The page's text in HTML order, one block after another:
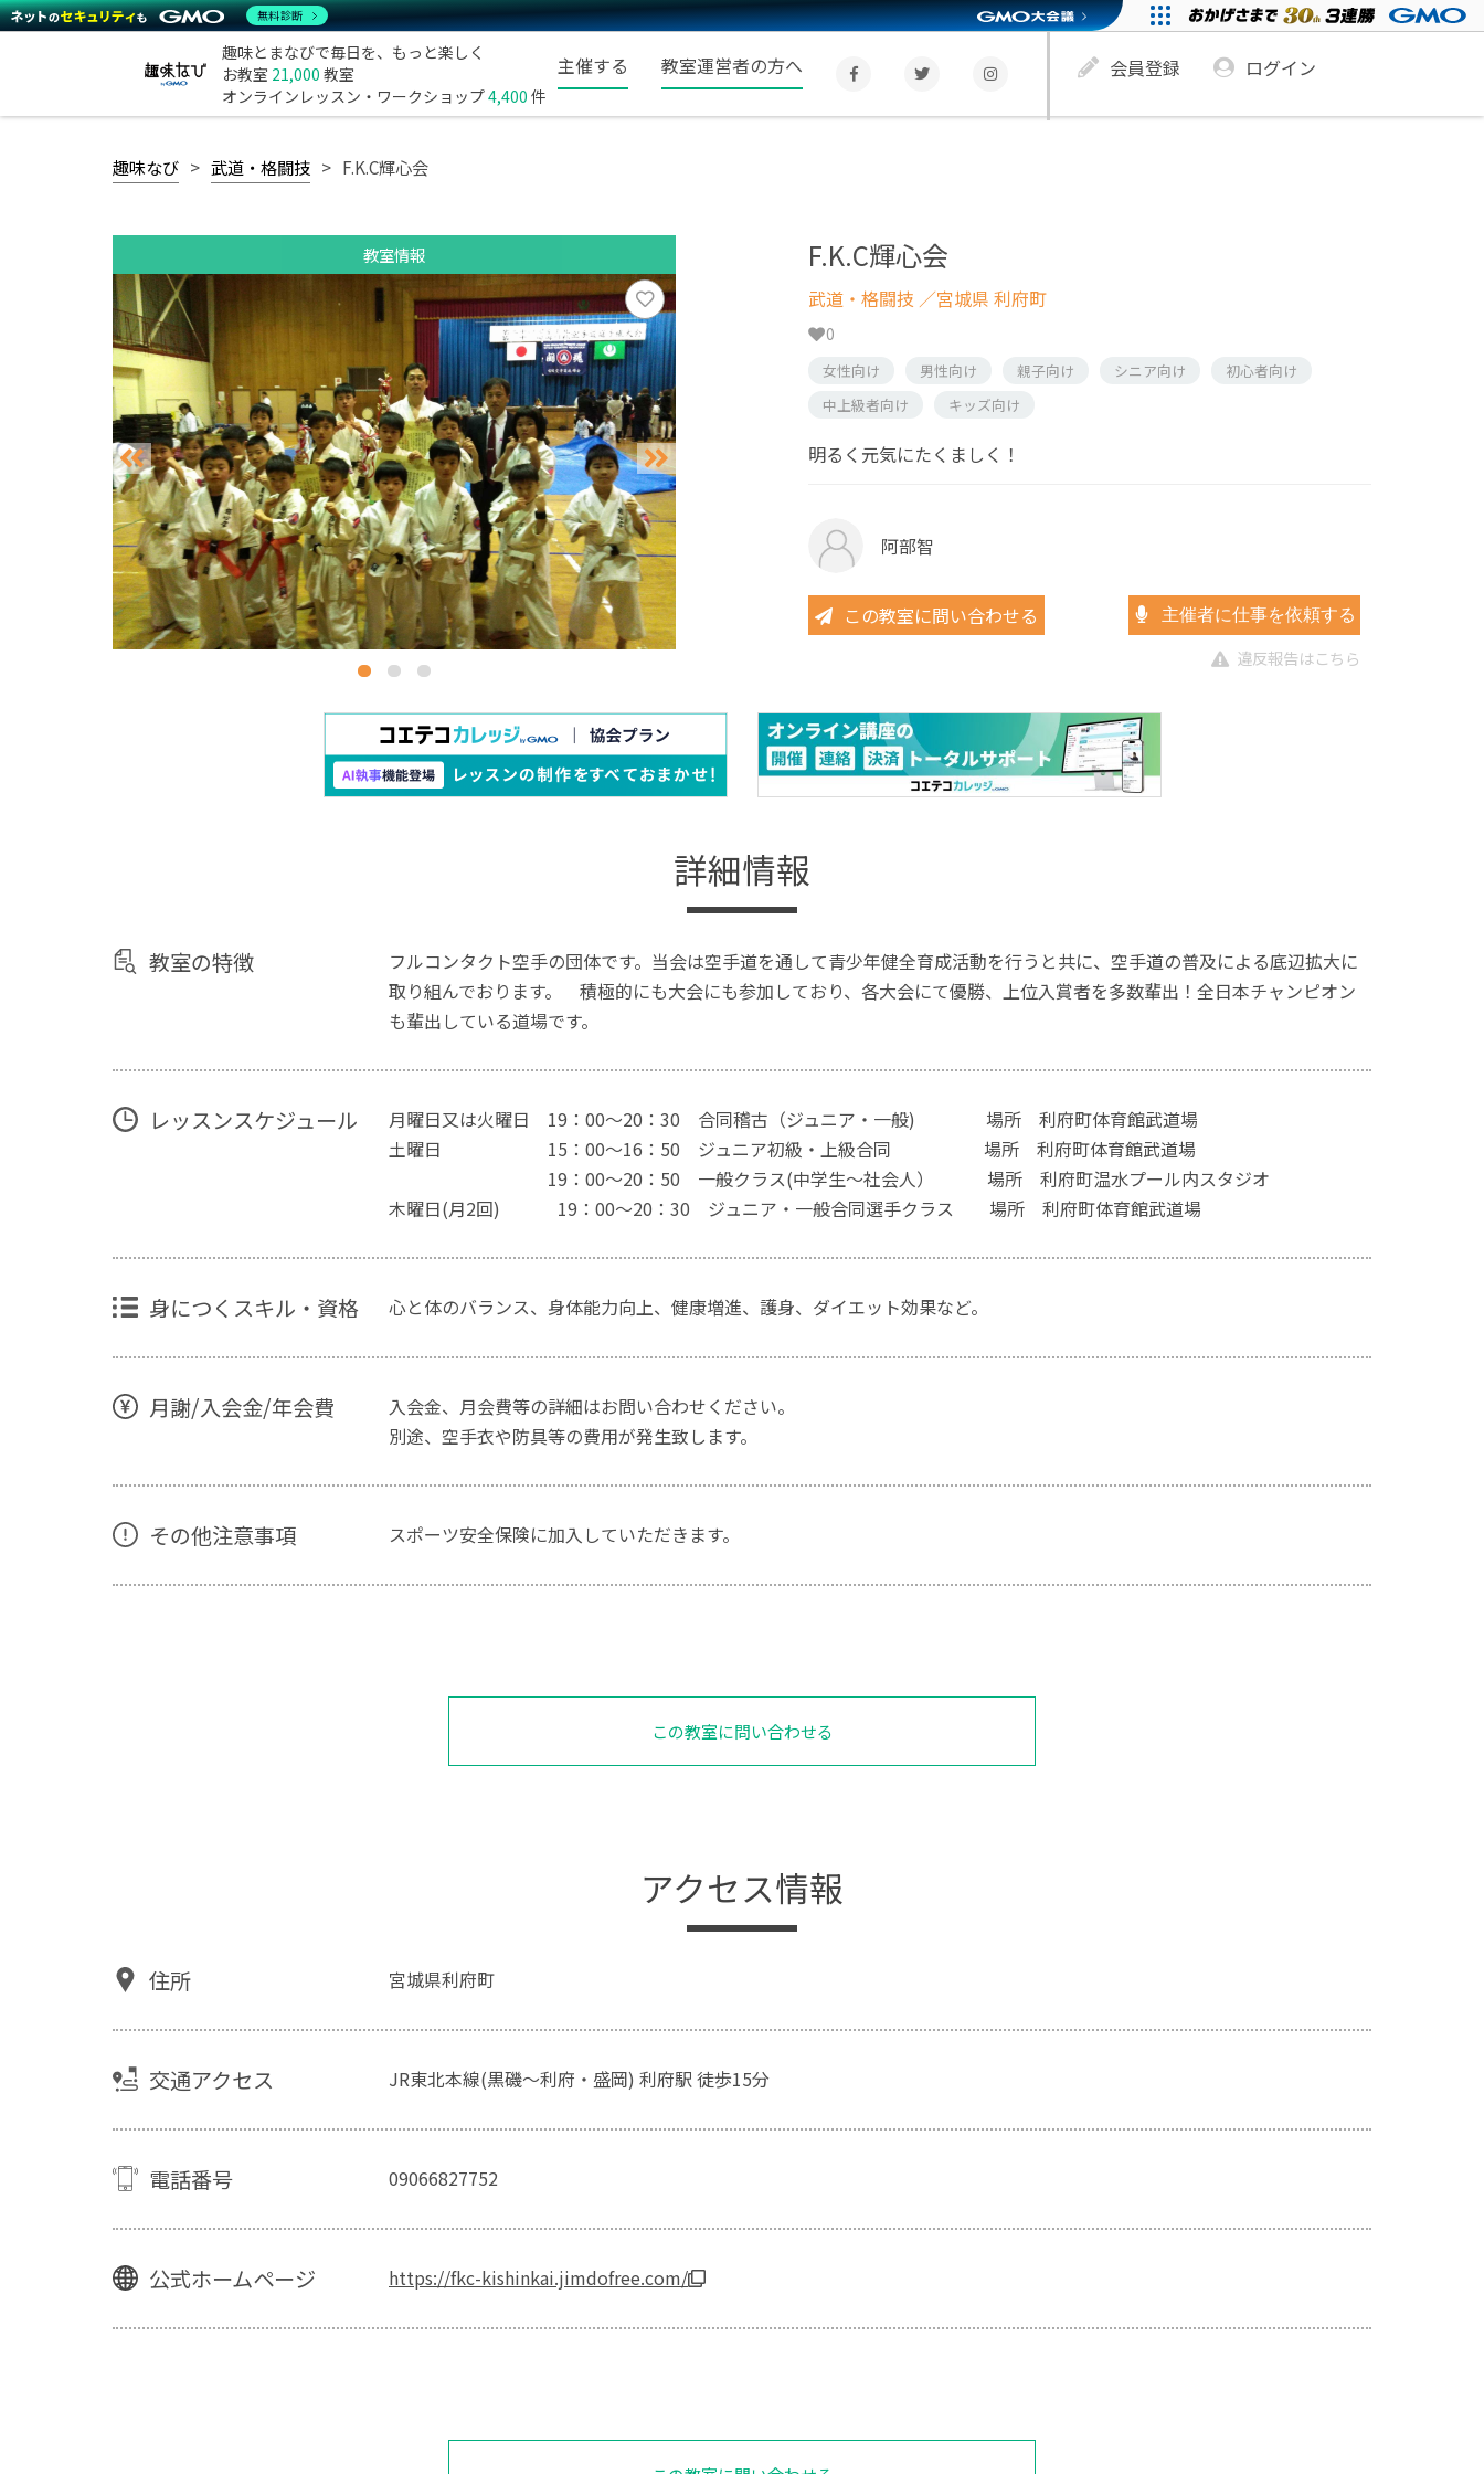
趣味とまなびで毎日を、もっと楽しく
お教室 21,000 教室
オンラインレッスン・ワークショップ4,400 件
主催する 教室運営者の方へ 会員登録 ログイン
趣味なび 武道・格闘技 F.K.C輝心会
教室情報 F.K.C輝心会
武道・格闘技 ／宮城県 利府町
0
女性向け 男性向け 親子向け シニア向け
初心者向け
中上級者向け
キッズ向け
明るく元気にたくましく！
阿部智
この教室に問い合わせる 主催者に仕事を依頼する
違反報告はこちら
詳細情報
教室の特徴
フルコンタクト空手の団体です。当会は空手道を通して青少年健全育成活動を行うと共に、空手道の普及による底辺拡大に
取り組んでおります。 積極的にも大会にも参加しており、各大会にて優勝、上位入賞者を多数輩出！全日本チャンピオン
も輩出している道場です。
レッスンスケジュール
月曜日又は火曜日 19：00～20：30 合同稽古（ジュニア・一般) 場所 利府町体育館武道場
土曜日 15：00～16：50 ジュニア初級・上級合同 場所 利府町体育館武道場
19：00～20：50 一般クラス(中学生～社会人） 場所 利府町温水プール内スタジオ
木曜日(月2回) 19：00～20：30 ジュニア・一般合同選手クラス 場所 利府町体育館武道場
身につくスキル・資格 心と体のバランス、身体能力向上、健康増進、護身、ダイエット効果など。
月謝/入会金/年会費
入会金、月会費等の詳細はお問い合わせください。
別途、空手衣や防具等の費用が発生致します。
その他注意事項 スポーツ安全保険に加入していただきます。
この教室に問い合わせる
アクセス情報
住所 宮城県利府町
交通アクセス JR東北本線(黒磯～利府・盛岡) 利府駅 徒歩15分
電話番号 09066827752
公式ホームページ https://fkc-kishinkai.jimdofree.com/
無料診断